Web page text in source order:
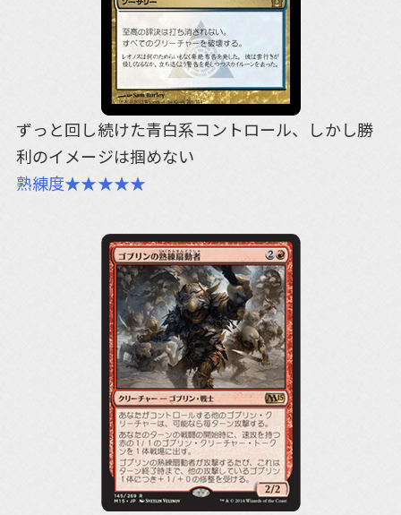
ずっと回し続けた青白系コントロール、しかし勝
利のイメージは掴めない
熟練度★★★★★